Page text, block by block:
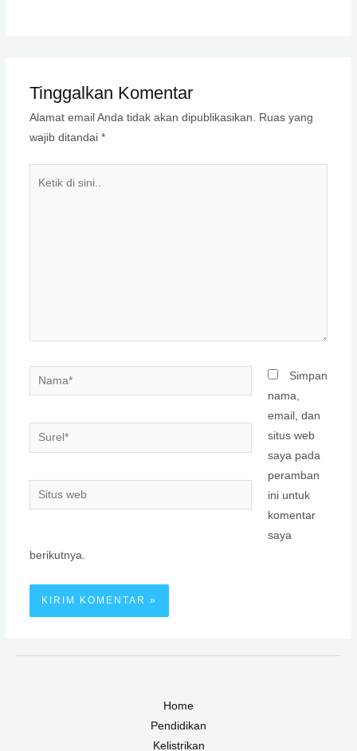
Tinggalkan Komentar
Alamat email Anda tidak akan dipublikasikan. Ruas yang
wajib ditandai *
Nama*
Surel*
Situs
web
Simpan
nama,
email, dan
situs web
saya pada
peramban
ini untuk
komentar
saya
berikutnya.
Home
Pendidikan
Kelistrikan